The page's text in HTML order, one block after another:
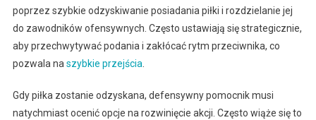
poprzez szybkie odzyskiwanie posiadania piłki i rozdzielanie jej
do zawodników ofensywnych. Często ustawiają się strategicznie,
aby przechwytywać podania i zakłócać rytm przeciwnika, co
pozwala naszybkie przejścia.
Gdy piłka zostanie odzyskana, defensywny pomocnik musi
natychmiast ocenić opcje na rozwinięcie akcji. Często wiąże się to